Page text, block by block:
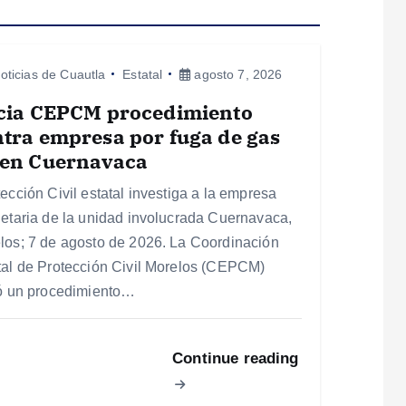
de Cuautla Estatal agosto 7, 2026
CEPCM procedimiento
empresa por fuga de gas
Cuernavaca
Civil estatal investiga a la empresa
de la unidad involucrada Cuernavaca,
7 de agosto de 2026. La Coordinación
de Protección Civil Morelos (CEPCM)
un procedimiento…
Continue reading